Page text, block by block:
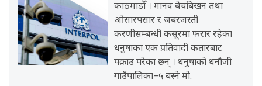
काठमाडौँ । मानव बेचबिखन तथा
ओसारपसार र जबरजस्ती
करणीसम्बन्धी कसूरमा फरार रहेका
धनुषाका एक प्रतिवादी कतारबाट
पक्राउ परेका छन् । धनुषाको धनौजी
गाउँपालिका–५ बस्ने मो.